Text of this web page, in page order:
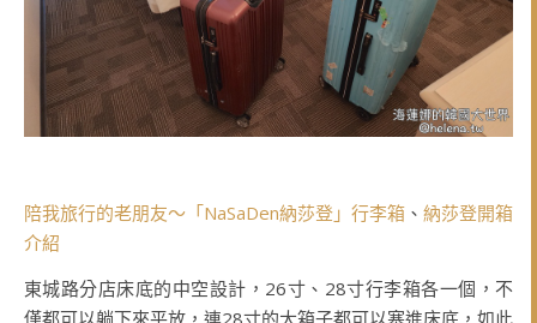
陪我旅行的老朋友～「NaSaDen納莎登」行李箱 、 納莎登開箱
介紹
東城路分店床底的中空設計，26寸、28寸行李箱各一個，不